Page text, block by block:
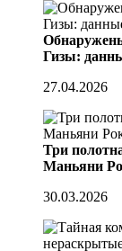
Гизы:
27.04.2026
Три
Маньяни
30.03.2026